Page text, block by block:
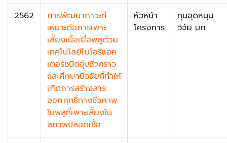
2562
การพัฒนาภาวะที่
เหมาะต่อการเพาะ
เลี้ยงเนื้อเยื่อพลูด้วย
เทคโนโลยีไบโอรีแอค
เตอร์ชนิดจุ่มชั่วคราว
และศึกษาปัจจัยที่ทำให้
เกิดการสร้างสาร
ออกฤทธิ์ทางชีวภาพ
ในพลูที่เพาะเลี้ยงใน
สภาพปลอดเชื้อ
หัวหน้า
โครงการ
ทุนอุดหนุน
วิจัย มก.